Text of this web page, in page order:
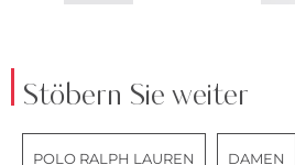
Stöbern Sie weiter
POLO RALPH LAUREN DAMEN